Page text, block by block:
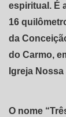
espiritual. É
16
da
do Carmo,
Igreja
O nome